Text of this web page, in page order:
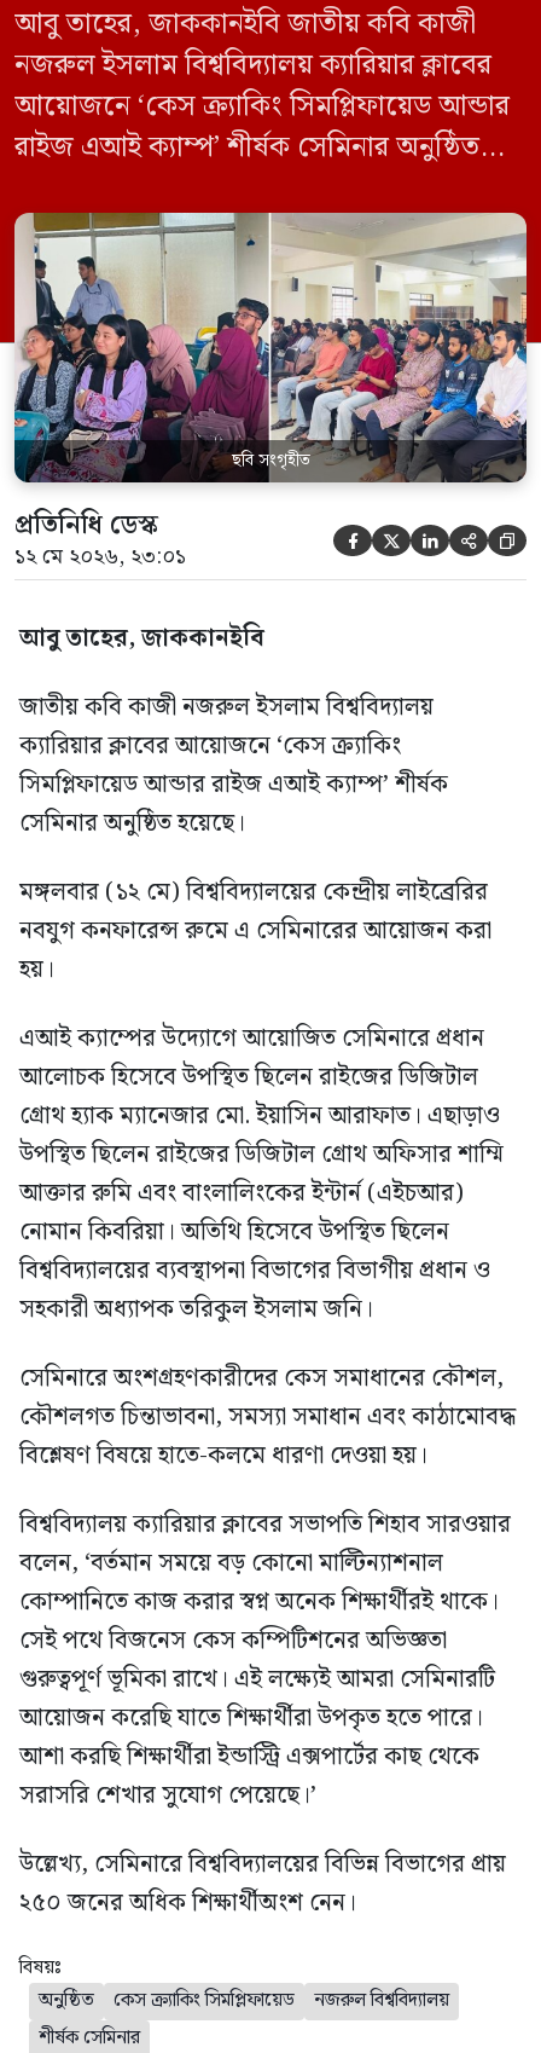
আবু তাহের, জাককানইবি জাতীয় কবি কাজী
নজরুল ইসলাম বিশ্ববিদ্যালয় ক্যারিয়ার ক্লাবের
আয়োজনে ‘কেস ক্র্যাকিং সিমপ্লিফায়েড আন্ডার
রাইজ এআই ক্যাম্প’ শীর্ষক সেমিনার অনুষ্ঠিত
কেন্দ্রীয় লাইব্রেরির নবযুগ কনফারেন্স রুমে এ
সেমিনারের আয়োজন করা হয়। এআই ক্যাম্পের
উদ্যোগে আয়োজিত সেমিনারে প্রধান আলোচক
হিসেবে উপস্থিত ছিলেন রাইজের ডিজিটাল গ্রোথ
হ্যাক ম্যানেজার মো. ইয়াসিন আরাফাত। […]
ছবি সংগৃহীত
প্রতিনিধি ডেস্ক
১২ মে ২০২৬, ২৩:০১     
আবু তাহের, জাককানইবি
জাতীয় কবি কাজী নজরুল ইসলাম বিশ্ববিদ্যালয়
ক্যারিয়ার ক্লাবের আয়োজনে ‘কেস ক্র্যাকিং
সিমপ্লিফায়েড আন্ডার রাইজ এআই ক্যাম্প’ শীর্ষক
সেমিনার অনুষ্ঠিত হয়েছে।
মঙ্গলবার (১২ মে) বিশ্ববিদ্যালয়ের কেন্দ্রীয় লাইব্রেরির
নবযুগ কনফারেন্স রুমে এ সেমিনারের আয়োজন করা
হয়।
এআই ক্যাম্পের উদ্যোগে আয়োজিত সেমিনারে প্রধান
আলোচক হিসেবে উপস্থিত ছিলেন রাইজের ডিজিটাল
গ্রোথ হ্যাক ম্যানেজার মো. ইয়াসিন আরাফাত। এছাড়াও
উপস্থিত ছিলেন রাইজের ডিজিটাল গ্রোথ অফিসার শাম্মি
আক্তার রুমি এবং বাংলালিংকের ইন্টার্ন (এইচআর)
নোমান কিবরিয়া। অতিথি হিসেবে উপস্থিত ছিলেন
বিশ্ববিদ্যালয়ের ব্যবস্থাপনা বিভাগের বিভাগীয় প্রধান ও
সহকারী অধ্যাপক তরিকুল ইসলাম জনি।
সেমিনারে অংশগ্রহণকারীদের কেস সমাধানের কৌশল,
কৌশলগত চিন্তাভাবনা, সমস্যা সমাধান এবং কাঠামোবদ্ধ
বিশ্লেষণ বিষয়ে হাতে-কলমে ধারণা দেওয়া হয়।
বিশ্ববিদ্যালয় ক্যারিয়ার ক্লাবের সভাপতি শিহাব সারওয়ার
বলেন, ‘বর্তমান সময়ে বড় কোনো মাল্টিন্যাশনাল
কোম্পানিতে কাজ করার স্বপ্ন অনেক শিক্ষার্থীরই থাকে।
সেই পথে বিজনেস কেস কম্পিটিশনের অভিজ্ঞতা
গুরুত্বপূর্ণ ভূমিকা রাখে। এই লক্ষ্যেই আমরা সেমিনারটি
আয়োজন করেছি যাতে শিক্ষার্থীরা উপকৃত হতে পারে।
আশা করছি শিক্ষার্থীরা ইন্ডাস্ট্রি এক্সপার্টের কাছ থেকে
সরাসরি শেখার সুযোগ পেয়েছে।’
উল্লেখ্য, সেমিনারে বিশ্ববিদ্যালয়ের বিভিন্ন বিভাগের প্রায়
২৫০ জনের অধিক শিক্ষার্থীঅংশ নেন।
বিষয়ঃ
অনুষ্ঠিত
কেস ক্র্যাকিং সিমপ্লিফায়েড
নজরুল বিশ্ববিদ্যালয়
শীর্ষক সেমিনার